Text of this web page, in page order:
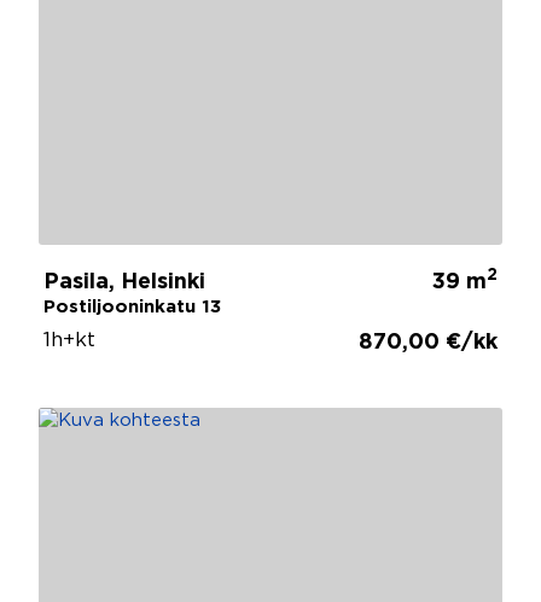
Pasila, Helsinki
Postiljooninkatu 13
39 m2
1h+kt 870,00 €/kk